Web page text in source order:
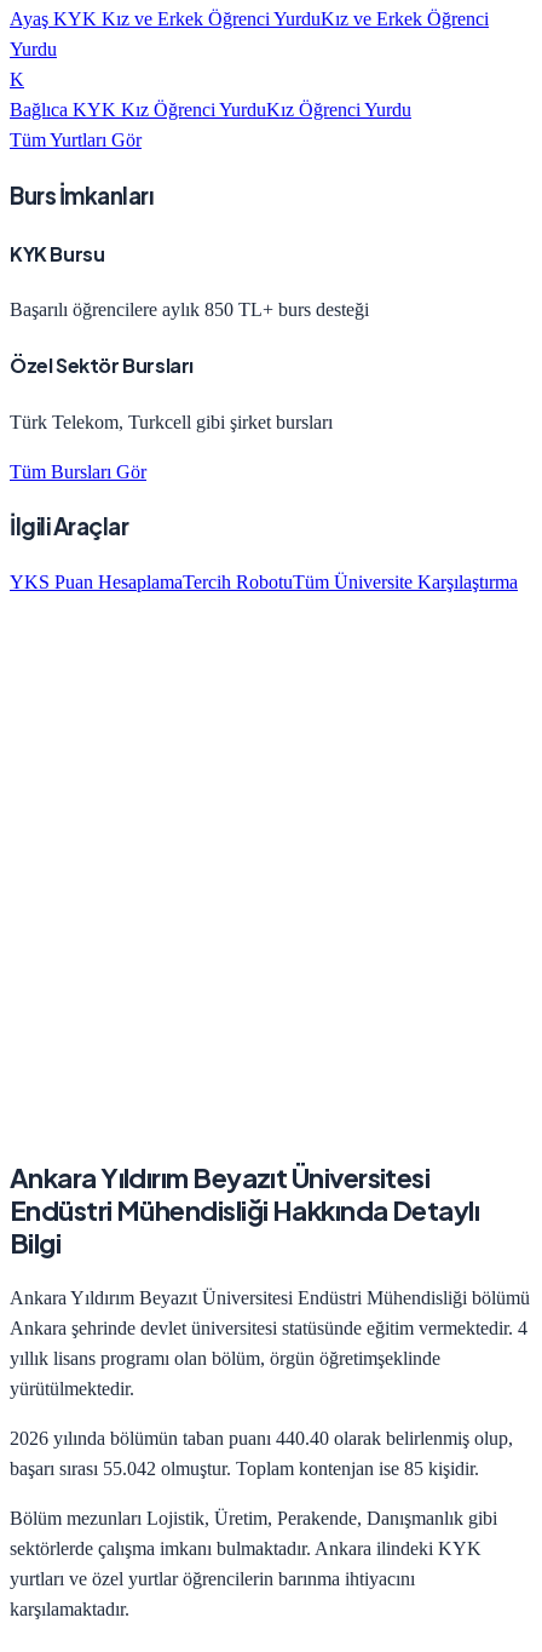
Ayaş KYK Kız ve Erkek Öğrenci YurduKız ve Erkek Öğrenci
Yurdu
K
Bağlıca KYK Kız Öğrenci YurduKız Öğrenci Yurdu
Tüm Yurtları Gör
Burs İmkanları
KYK Bursu
Başarılı öğrencilere aylık 850 TL+ burs desteği
Özel Sektör Bursları
Türk Telekom, Turkcell gibi şirket bursları
Tüm Bursları Gör
İlgili Araçlar
YKS Puan HesaplamaTercih RobotuTüm Üniversite Karşılaştırma
Ankara Yıldırım Beyazıt Üniversitesi
Endüstri Mühendisliği Hakkında Detaylı
Bilgi
Ankara Yıldırım Beyazıt Üniversitesi Endüstri Mühendisliği bölümü
Ankara şehrinde devlet üniversitesi statüsünde eğitim vermektedir. 4
yıllık lisans programı olan bölüm, örgün öğretimşeklinde
yürütülmektedir.
2026 yılında bölümün taban puanı 440.40 olarak belirlenmiş olup,
başarı sırası 55.042 olmuştur. Toplam kontenjan ise 85 kişidir.
Bölüm mezunları Lojistik, Üretim, Perakende, Danışmanlık gibi
sektörlerde çalışma imkanı bulmaktadır. Ankara ilindeki KYK
yurtları ve özel yurtlar öğrencilerin barınma ihtiyacını
karşılamaktadır.